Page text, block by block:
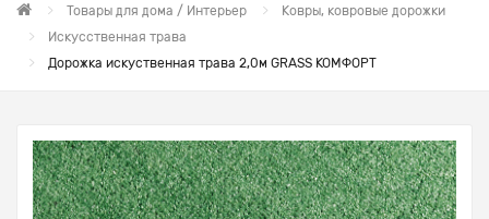
Товары для дома / Интерьер
Ковры, ковровые дорожки
Искусственная трава
Дорожка искуственная трава 2,0м GRASS КОМФОРТ